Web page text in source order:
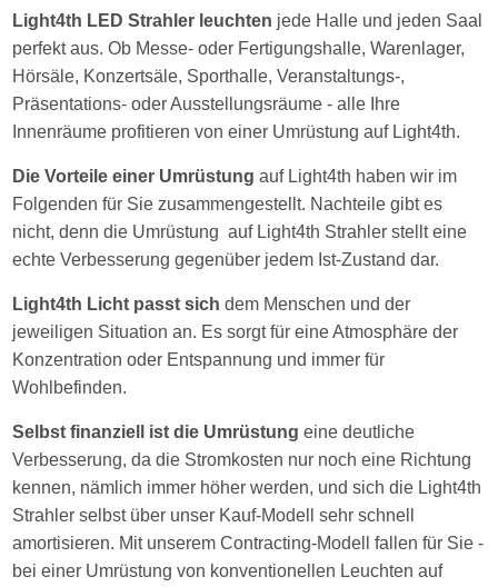
Light4th LED Strahler leuchten jede Halle und jeden Saal
perfekt aus. Ob Messe- oder Fertigungshalle, Warenlager,
Hörsäle, Konzertsäle, Sporthalle, Veranstaltungs-,
Präsentations- oder Ausstellungsräume - alle Ihre
Innenräume profitieren von einer Umrüstung auf Light4th.
Die Vorteile einer Umrüstungauf Light4th haben wir im
Folgenden für Sie zusammengestellt. Nachteile gibt es
nicht, denn die Umrüstung auf Light4th Strahler stellt eine
echte Verbesserung gegenüber jedem Ist-Zustand dar.
Light4th Licht passt sich dem Menschen und der
jeweiligen Situation an. Es sorgt für eine Atmosphäre der
Konzentration oder Entspannung und immer für
Wohlbefinden.
Selbst finanziell ist die Umrüstung eine deutliche
Verbesserung, da die Stromkosten nur noch eine Richtung
kennen, nämlich immer höher werden, und sich die Light4th
Strahler selbst über unser Kauf-Modell sehr schnell
amortisieren. Mit unserem Contracting-Modell fallen für Sie -
bei einer Umrüstung von konventionellen Leuchten auf